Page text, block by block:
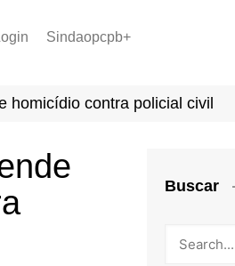
Sindaopcpb+
homicídio contra policial civil
Buscar